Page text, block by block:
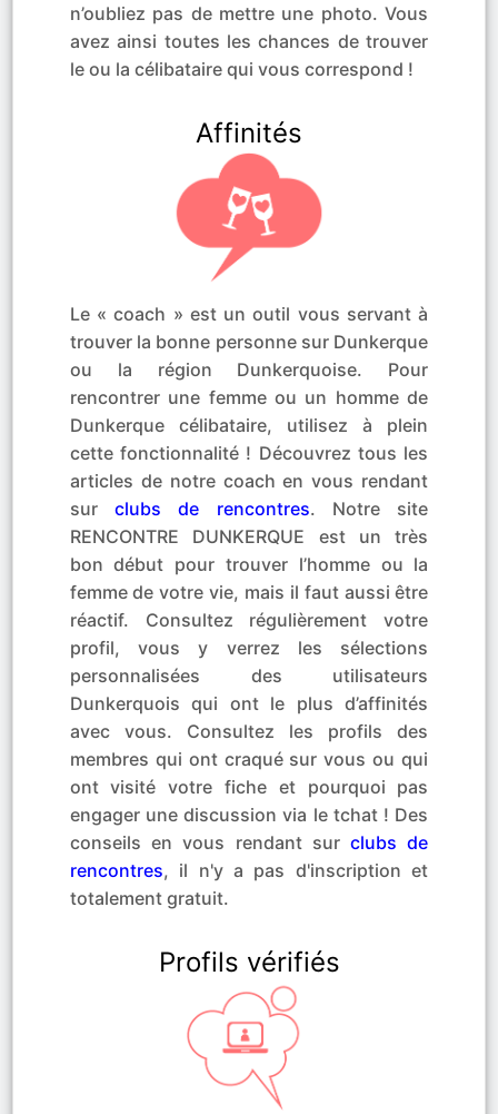
n’oubliez pas de mettre une photo. Vous
avez ainsi toutes les chances de trouver
le ou la célibataire qui vous correspond !
Affinités
Le « coach » est un outil vous servant à
trouver la bonne personne sur Dunkerque
ou la région Dunkerquoise. Pour
rencontrer une femme ou un homme de
Dunkerque célibataire, utilisez à plein
cette fonctionnalité ! Découvrez tous les
articles de notre coach en vous rendant
sur clubs de rencontres. Notre site
RENCONTRE DUNKERQUE est un très
bon début pour trouver l’homme ou la
femme de votre vie, mais il faut aussi être
réactif. Consultez régulièrement votre
profil, vous y verrez les sélections
personnalisées des utilisateurs
Dunkerquois qui ont le plus d’affinités
avec vous. Consultez les profils des
membres qui ont craqué sur vous ou qui
ont visité votre fiche et pourquoi pas
engager une discussion via le tchat ! Des
conseils en vous rendant surclubs de
rencontres, il n'y a pas d'inscription et
totalement gratuit.
Profils vérifiés